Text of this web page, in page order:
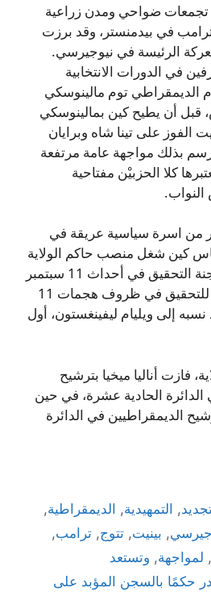
تجمعات ضواحي ومدن زراعية
في بيدمنستر، وقد برزت
الرئيسة في نيوجيرسي.
في الدورات الانتخابية
ففي 2018 هزم الديمقراطي توم مالينوسكي
قبل أن يطيح كين بمالينوسكي
بينيت الفوز على تينا شاه وبرايان
بذلك مواجهة عامة مرتفعة
كلا الحزبيْن مفتاحية
وينحدر من اسرة سياسية عريقة في
كين شغل منصب حاكم الولاية
لفترتين وترأس لاحقًا لجنة التحقيق في أحداث 11 سبتمبر
التي شكّلتت في 2002 للتحقيق في ظروف هجمات 11
كما يعود نسبه إلى ويليام ليفينغستون، أول
فازت أناليا ميخيا بترشيح
الحادية عشرة، في حين
الديمقراطيين في الدائرة
, التمهيدية, الديمقراطية,
, بينيت, تتوج, ترامب,
, لمواجهة, وتستعد
حكمًا بالسجن المؤبد على